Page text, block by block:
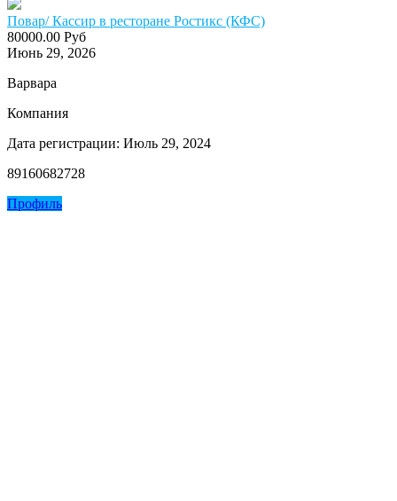
Повар/ Кассир в ресторане Ростикс (КФС)
80000.00 Руб
Июнь 29, 2026
Варвара
Компания
Дата регистрации: Июль 29, 2024
89160682728
Профиль